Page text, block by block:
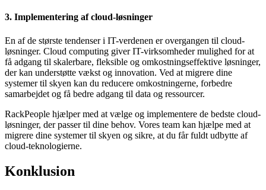
3. Implementering af cloud-løsninger
En af de største tendenser i IT-verdenen er overgangen til cloud-
løsninger. Cloud computing giver IT-virksomheder mulighed for at
få adgang til skalerbare, fleksible og omkostningseffektive løsninger,
der kan understøtte vækst og innovation. Ved at migrere dine
systemer til skyen kan du reducere omkostningerne, forbedre
samarbejdet og få bedre adgang til data og ressourcer.
RackPeople hjælper med at vælge og implementere de bedste cloud-
løsninger, der passer til dine behov. Vores team kan hjælpe med at
migrere dine systemer til skyen og sikre, at du får fuldt udbytte af
cloud-teknologierne.
Konklusion